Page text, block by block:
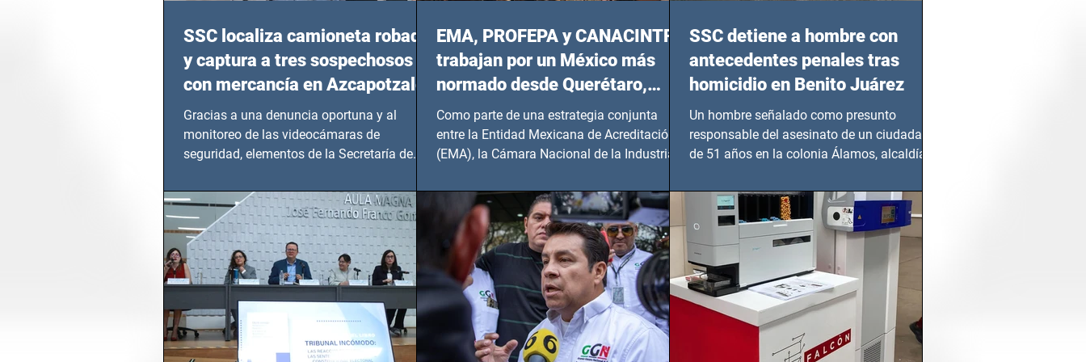
SSC localiza camioneta robada
y captura a tres sospechosos
con mercancía en Azcapotzalco
Gracias a una denuncia oportuna y al
monitoreo de las videocámaras de
seguridad, elementos de la Secretaría de
EMA, PROFEPA y CANACINTRA
trabajan por un México más
normado desde Querétaro,
Hidalgo y BCS
Como parte de una estrategia conjunta
entre la Entidad Mexicana de Acreditación
(EMA), la Cámara Nacional de la Industria
SSC detiene a hombre con
antecedentes penales tras
homicidio en Benito Juárez
Un hombre señalado como presunto
responsable del asesinato de un ciudadano
de 51 años en la colonia Álamos, alcaldía